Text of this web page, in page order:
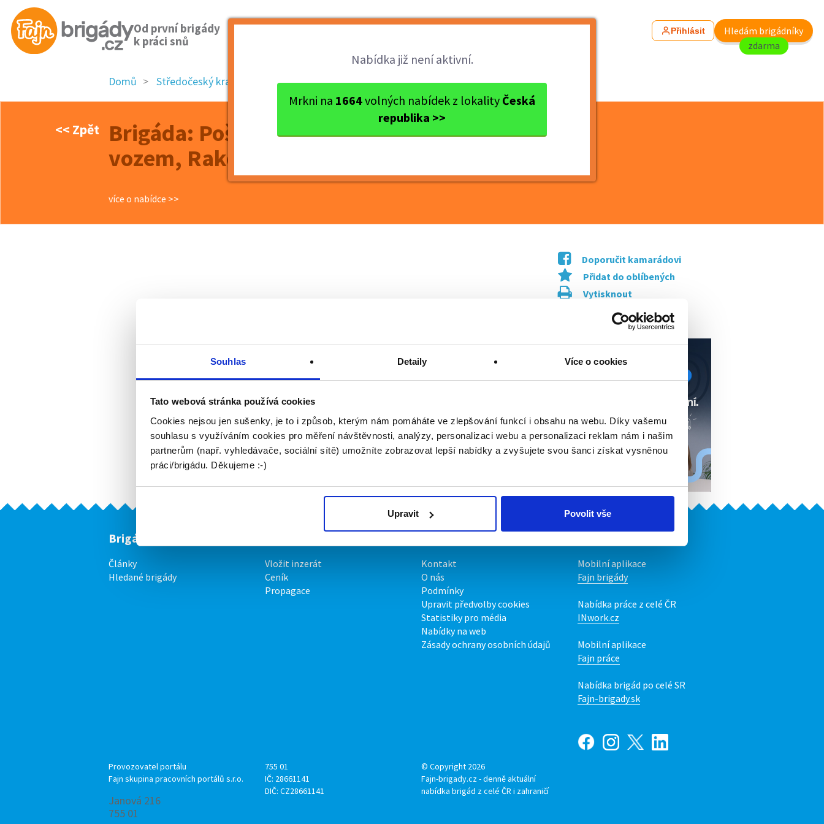
Souhlas Detaily Více o cookies
Tato webová stránka používá cookies
Cookies nejsou jen sušenky, je to i způsob, kterým nám pomáháte ve zlepšování funkcí i obsahu na webu. Díky vašemu
souhlasu s využíváním cookies pro měření návštěvnosti, analýzy, personalizaci webu a personalizaci reklam nám i našim
partnerům (např. vyhledávače, sociální sítě) umožníte zobrazovat lepší nabídky a zvyšujete svou šanci získat vysněnou
práci/brigádu. Děkujeme :-)
Upravit Povolit vše
Od první brigády
k práci snů
Přihlásit
Hledám brigádníky
zdarma
Nabídka již není aktivní.
Mrkni na 1664volných nabídek z lokality Česká
republika >>
Domů Středočeský kraj okres Rakovník Rakovník Brigáda: Poštovní doručovat...
<< Zpět
Brigáda: Poštovní doručovatel služebním
vozem, Rakovník
více o nabídce >>
Doporučit kamarádovi
Přidat do oblíbených
Vytisknout
Upozornit na inzerát
Brigádníci
Články
Hledané brigády
Vložit inzerát
Ceník
Propagace
Kontakt
O nás
Podmínky
Upravit předvolby cookies
Statistiky pro média
Nabídky na web
Zásady ochrany osobních údajů
Mobilní aplikace
Fajn brigády
Nabídka práce z celé ČR
INwork.cz
Mobilní aplikace
Fajn práce
Nabídka brigád po celé SR
Fajn-brigady.sk
Provozovatel portálu
Fajn skupina pracovních portálů s.r.o.
Janová 216
755 01
755 01
IČ: 28661141
DIČ: CZ28661141
© Copyright 2026
Fajn-brigady.cz - denně aktuální
nabídka brigád z celé ČR i zahraničí